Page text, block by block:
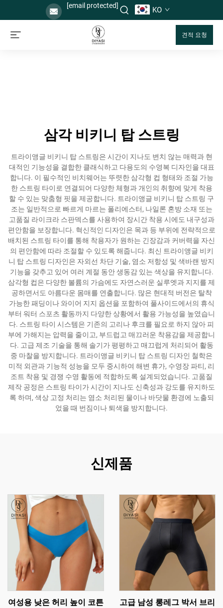
[email protected] KO
견적 요청
삼각 비키니 탑 스트링
트라이앵글 비키니 탑 스트링은 시간이 지나도 변치 않는 매력과 현
대적인 기능성을 결합한 클래식하고 다용도의 수영복 디자인을 대표
합니다. 이 필수적인 비치웨어는 뚜렷한 삼각형 컵 형태와 조절 가능
한 스트링 타이로 연결되어 다양한 체형과 개인의 취향에 맞게 착용
할 수 있는 맞춤형 핏을 제공합니다. 트라이앵글 비키니 탑 스트링 구
조는 일반적으로 빠르게 마르는 폴리에스터, 나일론 혼방 소재 또는
고품질 라이크라 스판덱스를 사용하여 장시간 착용 시에도 내구성과
편안함을 보장합니다. 혁신적인 디자인은 목과 등 부위에 전략적으로
배치된 스트링 타이를 통해 착용자가 원하는 긴장감과 커버력을 자신
의 편안함에 따라 조절할 수 있도록 해줍니다. 최신 트라이앵글 비키
니 탑 스트링 디자인은 자외선 차단 기술, 염소 저항성 및 색바랜 방지
기능을 갖추고 있어 여러 계절 동안 생동감 있는 색상을 유지합니다.
삼각형 컵은 다양한 볼륨의 가슴에도 자연스러운 실루엣과 지지를 제
공하면서도 아름다운 몸매를 연출합니다. 많은 현대적 버전은 탈착
가능한 패딩이나 와이어 지지 옵션을 포함하여 풀사이드에서의 휴식
부터 워터 스포츠 활동까지 다양한 상황에서 활용 가능성을 높였습니
다. 스트링 타이 시스템은 기존의 고리나 후크를 필요로 하지 않아 피
부에 가해지는 압력을 줄이고, 부드럽고 매끄러운 착용감을 제공합니
다. 고급 제조 기술을 통해 솔기가 평평하고 매끄럽게 처리되어 활동
중 마찰을 방지합니다. 트라이앵글 비키니 탑 스트링 디자인 철학은
미적 외관과 기능적 성능을 모두 중시하여 해변 휴가, 수영장 파티, 리
조트 착용 및 경쟁 수영 활동에 적합하도록 설계되었습니다. 고품질
제작 공정은 스트링 타이가 시간이 지나도 신축성과 강도를 유지하도
록 하며, 색상 고정 처리는 염소 처리된 물이나 바닷물 환경에 노출되
었을 때 번짐이나 퇴색을 방지합니다.
신제품
여성용 낮은 허리 높이 코튼
고급 남성 롱레그 박서 브리